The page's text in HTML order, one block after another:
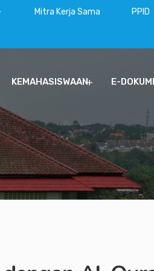
Mitra Kerja Sama PPID
KEMAHASISWAAN E-